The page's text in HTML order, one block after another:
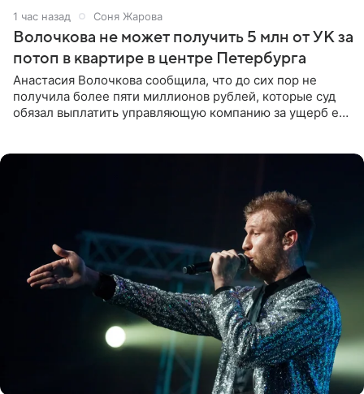
1 час назад Соня Жарова
Волочкова не может получить 5 млн от УК за
потоп в квартире в центре Петербурга
Анастасия Волочкова сообщила, что до сих пор не
получила более пяти миллионов рублей, которые суд
обязал выплатить управляющую компанию за ущерб ее